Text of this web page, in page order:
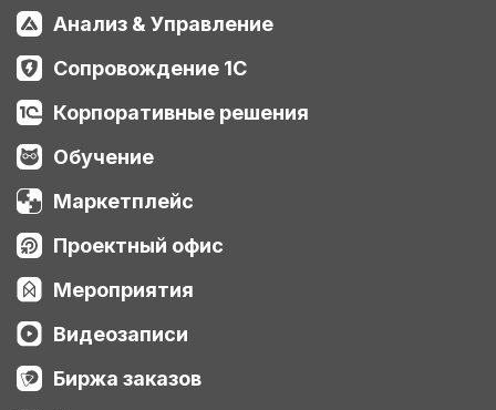
Анализ & Управление
Сопровождение 1С
Корпоративные решения
Обучение
Маркетплейс
Проектный офис
Мероприятия
Видеозаписи
Биржа заказов